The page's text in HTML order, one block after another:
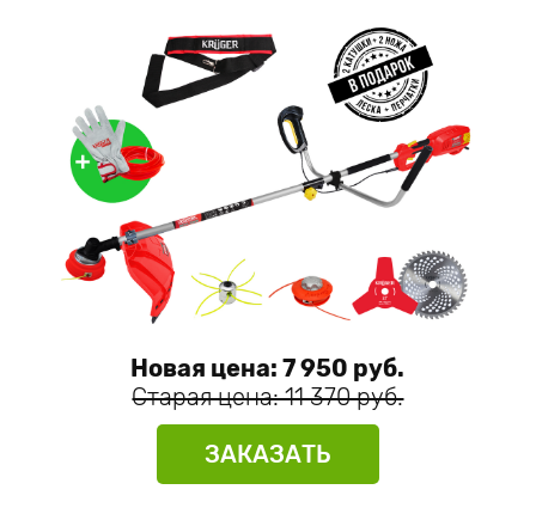
Новая цена: 7 950 руб.
Старая цена: 11 370 руб.
ЗАКАЗАТЬ